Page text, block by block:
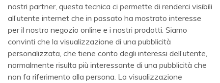
nostri partner, questa tecnica ci permette di renderci visibili
all’utente internet che in passato ha mostrato interesse
per il nostro negozio online e i nostri prodotti. Siamo
convinti che la visualizzazione di una pubblicità
personalizzata, che tiene conto degli interessi dell’utente,
normalmente risulta più interessante di una pubblicità che
non fa riferimento alla persona. La visualizzazione